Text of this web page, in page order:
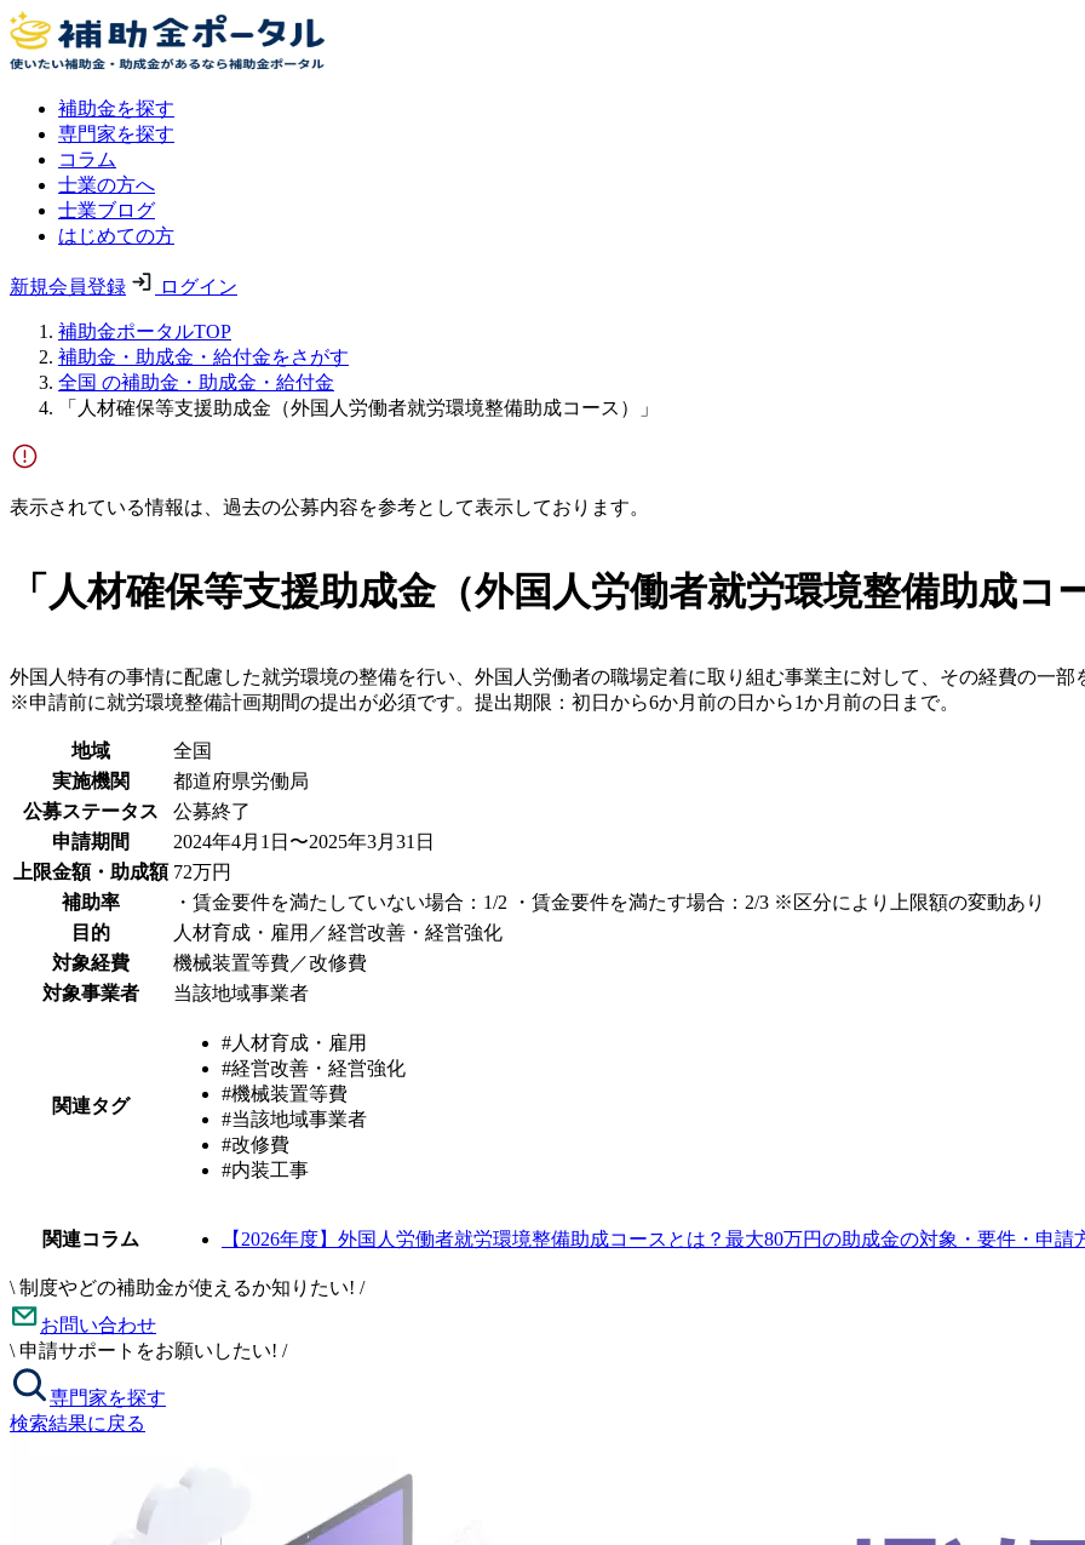
補助金を探す
専門家を探す
コラム
士業の方へ
士業ブログ
はじめての方
新規会員登録 ログイン
補助金ポータルTOP
補助金・助成金・給付金をさがす
全国 の補助金・助成金・給付金
「人材確保等支援助成金（外国人労働者就労環境整備助成コース）」
表示されている情報は、過去の公募内容を参考として表示しております。
「人材確保等支援助成金（外国人労働者就労環境整備助成コ
外国人特有の事情に配慮した就労環境の整備を行い、外国人労働者の職場定着に取り組む事業主に対して、その経費の一部
※申請前に就労環境整備計画期間の提出が必須です。提出期限：初日から6か月前の日から1か月前の日まで。
地域
全国
実施機関
都道府県労働局
公募ステータス
公募終了
申請期間
2024年4月1日〜2025年3月31日
上限金額・助成額 72万円
補助率
・賃金要件を満たしていない場合：1/2 ・賃金要件を満たす場合：2/3 ※区分により上限額の変動あり
目的
人材育成・雇用／経営改善・経営強化
対象経費
機械装置等費／改修費
対象事業者
当該地域事業者
関連タグ
#人材育成・雇用
#経営改善・経営強化
#機械装置等費
#当該地域事業者
#改修費
#内装工事
関連コラム 【2026年度】外国人労働者就労環境整備助成コースとは？最大80万円の助成金の対象・要件・申請
\ 制度やどの補助金が使えるか知りたい! /
お問い合わせ
\ 申請サポートをお願いしたい! /
専門家を探す
検索結果に戻る